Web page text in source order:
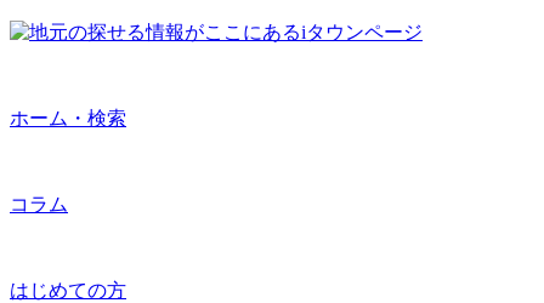
ホーム・検索
コラム
はじめての方